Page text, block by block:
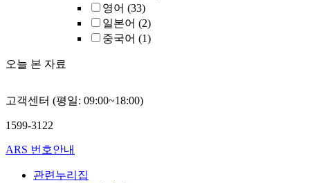
영어 (33)
일본어 (2)
중국어 (1)
오늘 본 자료
고객센터 (평일: 09:00~18:00)
1599-3122
ARS 번호안내
관련누리집